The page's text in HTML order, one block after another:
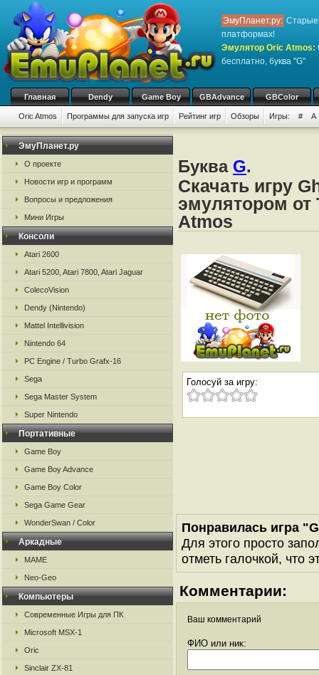
ЭмуПланет.ру: Старые
платформах!
Эмулятор Oric Atmos:
бесплатно, буква "G"
Главная Dendy Game Boy GBAdvance GBColor
Oric Atmos Программы для запуска игр Рейтинг игр Обзоры Игры: # A
ЭмуПланет.ру
О проекте
Новости игр и программ
Вопросы и предложения
Мини Игры
Консоли
Atari 2600
Atari 5200, Atari 7800, Atari Jaguar
ColecoVision
Dendy (Nintendo)
Mattel Intellivision
Nintendo 64
PC Engine / Turbo Grafx-16
Sega
Sega Master System
Super Nintendo
Портативные
Game Boy
Game Boy Advance
Game Boy Color
Sega Game Gear
WonderSwan / Color
Аркадные
MAME
Neo-Geo
Компьютеры
Современные Игры для ПК
Microsoft MSX-1
Oric
Sinclair ZX-81
Буква G.
Скачать игру
эмулятором от
Atmos
Голосуй за игру:
Понравилась игра
Для этого просто
отметь галочкой, что
Комментарии:
Ваш комментарий
ФИО или ник: